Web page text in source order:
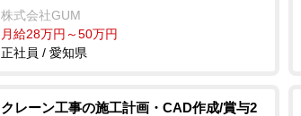
株式会社GUM
月給28万円～50万円
正社員 / 愛知県
クレーン工事の施工計画・CAD作成/賞与2